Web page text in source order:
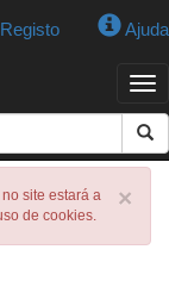
Registo Ajuda
×
site estará a
de cookies.